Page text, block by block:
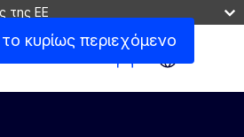
κυρίως περιεχόμενο
της ΕΕ